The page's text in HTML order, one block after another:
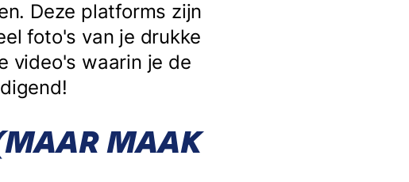
Deze platforms zijn
foto's van je drukke
video's waarin je de
MAAK